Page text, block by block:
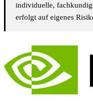
individuelle,
erfolgt auf eigenes